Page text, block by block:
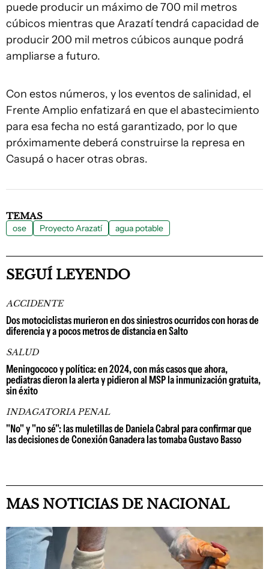
puede producir un máximo de 700 mil metros
cúbicos mientras que Arazatí tendrá capacidad de
producir 200 mil metros cúbicos aunque podrá
ampliarse a futuro.
Con estos números, y los eventos de salinidad, el
Frente Amplio enfatizará en que el abastecimiento
para esa fecha no está garantizado, por lo que
próximamente deberá construirse la represa en
Casupá o hacer otras obras.
TEMAS
ose Proyecto Arazatí agua potable
SEGUÍ LEYENDO
ACCIDENTE
Dos motociclistas murieron en dos siniestros ocurridos con horas de
diferencia y a pocos metros de distancia en Salto
SALUD
Meningococo y política: en 2024, con más casos que ahora,
pediatras dieron la alerta y pidieron al MSP la inmunización gratuita,
sin éxito
INDAGATORIA PENAL
"No" y "no sé": las muletillas de Daniela Cabral para confirmar que
las decisiones de Conexión Ganadera las tomaba Gustavo Basso
MAS NOTICIAS DE NACIONAL